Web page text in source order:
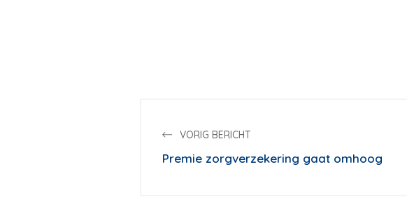
VORIG BERICHT
Premie zorgverzekering gaat omhoog